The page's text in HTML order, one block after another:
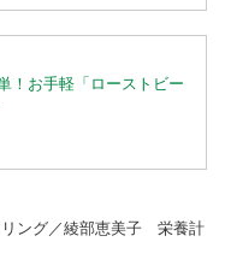
！お手軽「ローストビー
ング／綾部恵美子 栄養計